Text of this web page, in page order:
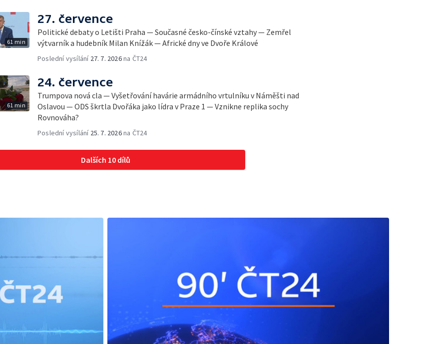
61 min
27. července
Politické debaty o Letišti Praha — Současné česko-čínské vztahy — Zemřel
výtvarník a hudebník Milan Knížák — Africké dny ve Dvoře Králové
Poslední vysílání 27. 7. 2026na ČT24
61 min
24. července
Trumpova nová cla — Vyšetřování havárie armádního vrtulníku v Náměšti nad
Oslavou — ODS škrtla Dvořáka jako lídra v Praze 1 — Vznikne replika sochy
Rovnováha?
Poslední vysílání 25. 7. 2026na ČT24
Dalších 10 dílů